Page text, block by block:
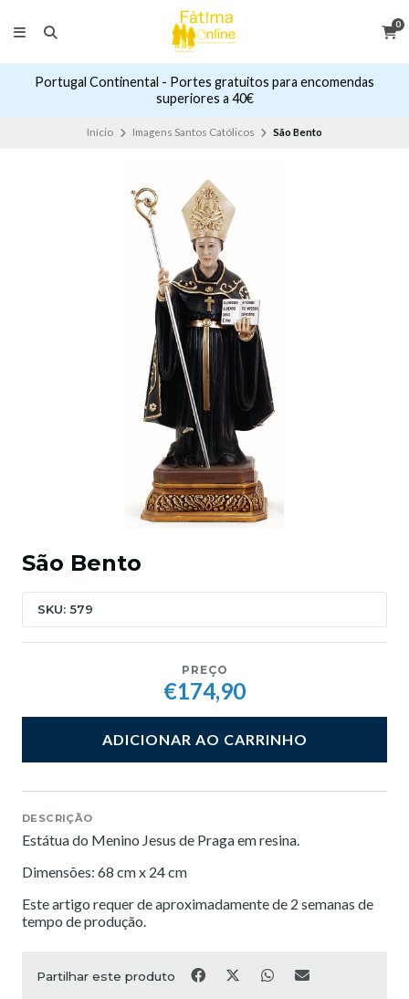
0
Portugal Continental - Portes gratuitos para encomendas
superiores a 40€
Início Imagens Santos Católicos São Bento
São Bento
SKU: 579
PREÇO
€174,90
ADICIONAR AO CARRINHO
DESCRIÇÃO
Estátua do Menino Jesus de Praga em resina.
Dimensões: 68 cm x 24 cm
Este artigo requer de aproximadamente de 2 semanas de
tempo de produção.
Partilhar este produto